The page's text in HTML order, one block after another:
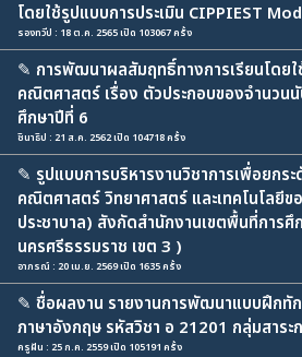
โดยใช้รูปแบบการประเมิน CIPPIEST
รองทวีป : 18 ต.ค. 2565 เปิด 103067 ครั้ง
✎ การพัฒนาผลสัมฤทธิ์ทางการเรียนโดย
คณิตศาสตร์ เรื่อง ตัวประกอบของจำนวน
ศึกษาปีที่ 6
ชินาธิป : 21 ส.ค. 2562 เปิด 104718 ครั้ง
✎ รูปแบบการบริหารงานวิชาการเพื่อยก
คณิตศาสตร์ วิทยาศาสตร์ และเทคโนโลยีข
ประชาบาล) สังกัดสำนักงานเขตพื้นที่การศึ
นครศรีธรรมราช เขต 3 )
อาภรณ์ : 20 เม.ย. 2569 เปิด 1635 ครั้ง
✎ ชื่อผลงาน รายงานการพัฒนาแบบฝึกทัก
ภาษาอังกฤษ รหัสวิชา อ 21201 กลุ่มสาระ
ครูฝัน : 25 ก.ค. 2559 เปิด 105191 ครั้ง